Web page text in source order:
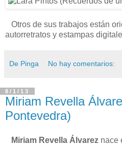
Otros de sus trabajos están
autorretratos y estampas
De Pinga No hay comentarios:
8/1/13
Miriam Revella
Pontevedra)
Miriam Revella Álvarez nace